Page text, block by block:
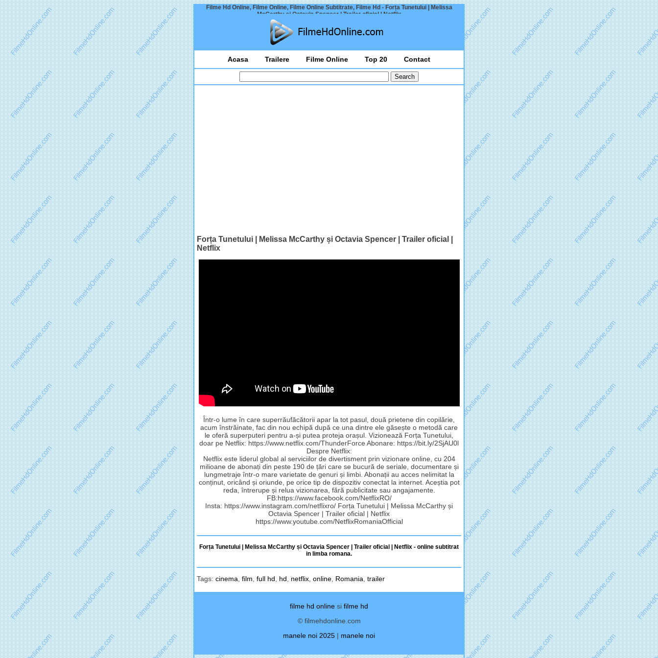
Filme Hd Online, Filme Online, Filme Online Subtitrate, Filme Hd - Forța Tunetului | Melissa
McCarthy și Octavia Spencer | Trailer oficial | Netflix
Acasa Trailere Filme Online Top 20 Contact
Forța Tunetului | Melissa McCarthy și Octavia Spencer | Trailer oficial |
Netflix
Într-o lume în care superrăufăcătorii apar la tot pasul, două prietene din copilărie,
acum înstrăinate, fac din nou echipă după ce una dintre ele găsește o metodă care
le oferă superputeri pentru a-și putea proteja orașul. Vizionează Forța Tunetului,
doar pe Netflix: https://www.netflix.com/ThunderForce Abonare: https://bit.ly/2SjAU0l
Despre Netflix:
Netflix este liderul global al serviciilor de divertisment prin vizionare online, cu 204
milioane de abonați din peste 190 de țări care se bucură de seriale, documentare și
lungmetraje într-o mare varietate de genuri și limbi. Abonații au acces nelimitat la
conținut, oricând și oriunde, pe orice tip de dispozitiv conectat la internet. Aceștia pot
reda, întrerupe și relua vizionarea, fără publicitate sau angajamente.
FB:https://www.facebook.com/NetflixRO/
Insta: https://www.instagram.com/netflixro/ Forța Tunetului | Melissa McCarthy și
Octavia Spencer | Trailer oficial | Netflix
https://www.youtube.com/NetflixRomaniaOfficial
Forța Tunetului | Melissa McCarthy și Octavia Spencer | Trailer oficial | Netflix - online subtitrat
in limba romana.
Tags: cinema film full hd hd netflix online Romania trailer
filme hd online si filme hd
© filmehdonline.com
manele noi 2025 | manele noi